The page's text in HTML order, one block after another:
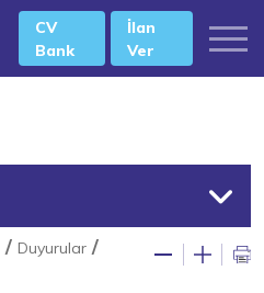
CV
Bank
İlan
Ver
/ Duyurular /